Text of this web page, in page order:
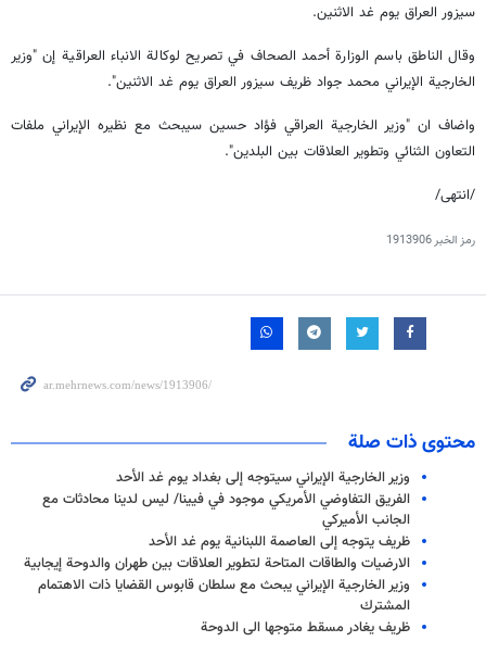
سيزور العراق يوم غد الاثنين.
وقال الناطق باسم الوزارة أحمد الصحاف في تصريح لوكالة الانباء العراقية إن "وزير
الخارجية الإيراني محمد جواد ظريف سيزور العراق يوم غد الاثنين".
واضاف ان "وزير الخارجية العراقي فؤاد حسين سيبحث مع نظيره الإيراني ملفات
التعاون الثنائي وتطوير العلاقات بين البلدين".
/انتهى/
رمز الخبر1913906
محتوى ذات صلة
وزير الخارجية الإيراني سيتوجه إلى بغداد يوم غد الأحد
الفريق التفاوضي الأمريكي موجود في فيينا/ ليس لدينا محادثات مع
الجانب الأميركي
ظريف يتوجه إلى العاصمة اللبنانية يوم غد الأحد
الارضيات والطاقات المتاحة لتطوير العلاقات بين طهران والدوحة إيجابية
وزير الخارجية الإيراني يبحث مع سلطان قابوس القضايا ذات الاهتمام
المشترك
ظريف يغادر مسقط متوجها الى الدوحة